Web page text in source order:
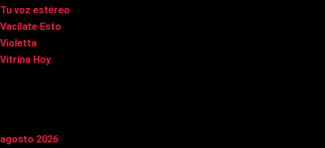
Tu voz estéreo
Vacílate Esto
Violetta
Vitrina Hoy
agosto 2026